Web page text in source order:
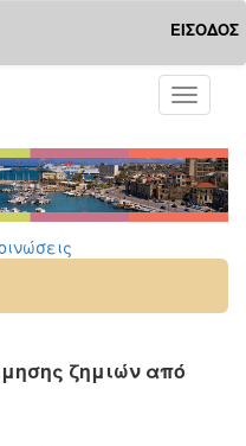
ΕΙΣΟΔΟΣ
Toggle
ζημιών από